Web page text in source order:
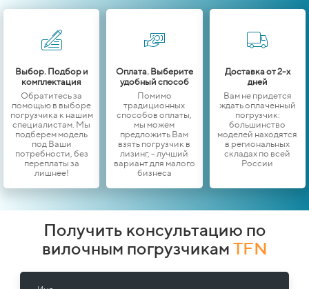
Выбор. Подбор и
комплектация
Обратитесь за
помощью в выборе
погрузчика к нашим
специалистам. Мы
подберем модель
под Ваши
потребности, без
переплаты за
лишнее!
Оплата. Выберите
удобный способ
Помимо
традиционных
способов оплаты,
мы можем
предложить Вам
взять погрузчик в
лизинг, - лучший
вариант для малого
бизнеса
Доставка от 2-х
дней
Вам не придется
ждать оплаченный
погрузчик:
большинство
моделей находятся
в региональных
складах по всей
России
Получить консультацию по
вилочным погрузчикам TFN